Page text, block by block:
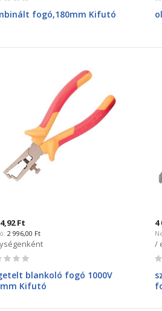
fogó,180mm Kifutó
Ft
2 996,00 Ft
blankoló fogó 1000V
Kifutó
4
/